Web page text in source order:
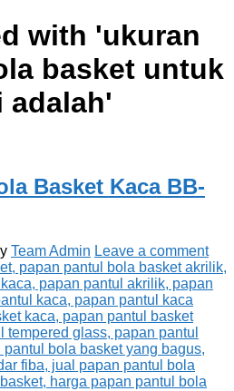
with 'ukuran
basket untuk
adalah'
Basket Kaca BB-
Team Admin Leave a comment